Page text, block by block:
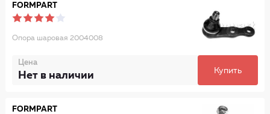
FORMPART
Опора шаровая 2004008
Цена
Нет в наличии Купить
FORMPART